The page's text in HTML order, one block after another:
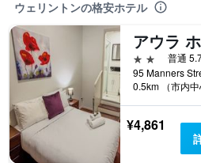
ウェリントンの格安ホテル
アウラ
2つ星
普通
0.5km （市内中
¥4,861